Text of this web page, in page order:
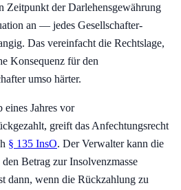
Zeitpunkt der Darlehensgewährung
an — jedes Gesellschafter-
Das vereinfacht die Rechtslage,
Konsequenz für den
umso härter.
Jahres vor
greift das Anfechtungsrecht
§ 135 InsO. Der Verwalter kann die
Betrag zur Insolvenzmasse
dann, wenn die Rückzahlung zu